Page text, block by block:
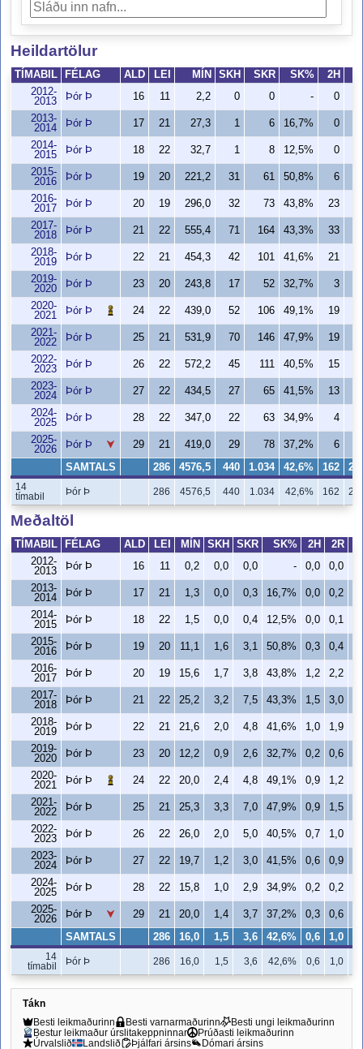
Heildartölur
TÍMABIL FÉLAG ALD LEI MÍN SKH SKR SK% 2H
2012-
2013
Þór Þ 16 11 2,2 0 0 - 0
2013-
2014
Þór Þ 17 21 27,3 1 6 16,7% 0
2014-
2015
Þór Þ 18 22 32,7 1 8 12,5% 0
2015-
2016
Þór Þ 19 20 221,2 31 61 50,8% 6
2016-
2017
Þór Þ 20 19 296,0 32 73 43,8% 23
2017-
2018
Þór Þ 21 22 555,4 71 164 43,3% 33
2018-
2019
Þór Þ 22 21 454,3 42 101 41,6% 21
2019-
2020
Þór Þ 23 20 243,8 17 52 32,7% 3
2020-
2021
Þór Þ 24 22 439,0 52 106 49,1% 19
2021-
2022
Þór Þ 25 21 531,9 70 146 47,9% 19
2022-
2023
Þór Þ 26 22 572,2 45 111 40,5% 15
2023-
2024
Þór Þ 27 22 434,5 27 65 41,5% 13
2024-
2025
Þór Þ 28 22 347,0 22 63 34,9% 4
2025-
2026
Þór Þ 29 21 419,0 29 78 37,2% 6
SAMTALS 286 4576,5 440 1.034 42,6% 162
14
tímabil
Þór Þ 286 4576,5 440 1.034 42,6% 162
Meðaltöl
TÍMABIL FÉLAG ALD LEI MÍN SKH SKR SK% 2H
2R
2012-
2013
Þór Þ 16 11 0,2 0,0 0,0 - 0,0
0,0
2013-
2014
Þór Þ 17 21 1,3 0,0 0,3 16,7% 0,0
0,2
2014-
2015
Þór Þ 18 22 1,5 0,0 0,4 12,5% 0,0
0,1
2015-
2016
Þór Þ 19 20 11,1 1,6 3,1 50,8% 0,3 0,4
2016-
2017
Þór Þ 20 19 15,6 1,7 3,8 43,8% 1,2 2,2
2017-
2018
Þór Þ 21 22 25,2 3,2 7,5 43,3% 1,5 3,0
2018-
2019
Þór Þ 22 21 21,6 2,0 4,8 41,6% 1,0 1,9
2019-
2020
Þór Þ 23 20 12,2 0,9 2,6 32,7% 0,2 0,6
2020-
2021
Þór Þ 24 22 20,0 2,4 4,8 49,1% 0,9 1,2
2021-
2022
Þór Þ 25 21 25,3 3,3 7,0 47,9% 0,9 1,5
2022-
2023
Þór Þ 26 22 26,0 2,0 5,0 40,5% 0,7 1,0
2023-
2024
Þór Þ 27 22 19,7 1,2 3,0 41,5% 0,6 0,9
2024-
2025
Þór Þ 28 22 15,8 1,0 2,9 34,9% 0,2 0,2
2025-
2026
Þór Þ 29 21 20,0 1,4 3,7 37,2% 0,3 0,6
SAMTALS 286 16,0 1,5 3,6 42,6% 0,6 1,0
14
tímabil
Þór Þ 286 16,0 1,5 3,6 42,6% 0,6 1,0
Tákn
Besti leikmaðurinn
Besti varnarmaðurinn
Besti ungi leikmaðurinn
Bestur leikmaður úrslitakeppninnar
Prúðasti leikmaðurinn
Úrvalslið
Landslið Þjálfari ársins Dómari ársins